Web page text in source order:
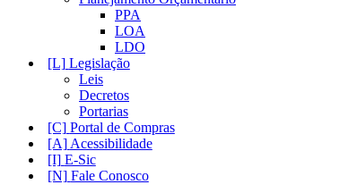
PPA
LOA
LDO
Legislação
Leis
Decretos
Portarias
Portal de Compras
Acessibilidade
E-Sic
Fale Conosco